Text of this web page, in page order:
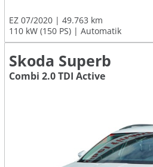
EZ 07/2020
49.763 km
110 kW (150 PS)
Automatik
Skoda Superb
Combi 2.0 TDI Active